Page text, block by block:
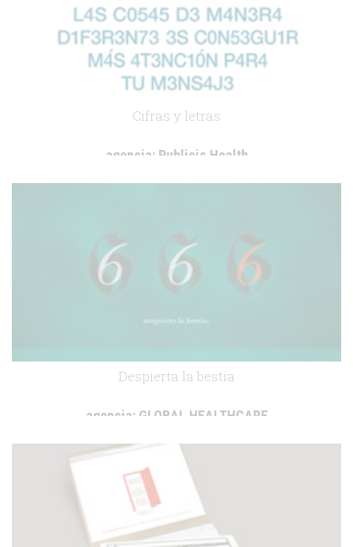
Cifras y letras
agencia:Publicis Health
Despierta la bestia
agencia:GLOBAL HEALTHCARE